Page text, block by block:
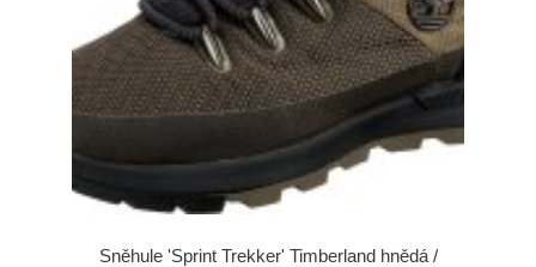
Sněhule 'Sprint Trekker' Timberland hnědá /